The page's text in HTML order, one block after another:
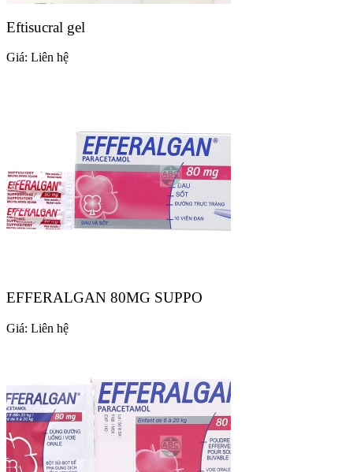
Eftisucral gel
Giá: Liên hệ
EFFERALGAN 80MG SUPPO
Giá: Liên hệ